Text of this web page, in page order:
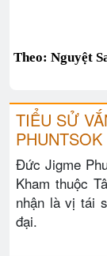
Theo: Nguyệt
TIỂU SỬ
Đức Jigme
Kham thuộc
nhận là vị tái
đại.